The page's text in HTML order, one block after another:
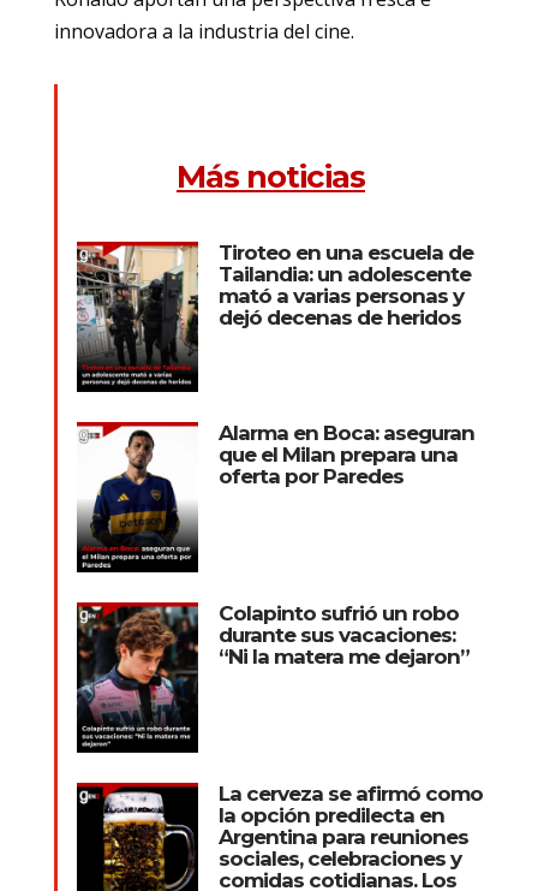
innovadora a la industria del cine.
Más noticias
Tiroteo en una escuela de
Tailandia: un adolescente
mató a varias personas y
dejó decenas de heridos
Alarma en Boca: aseguran
que el Milan prepara una
oferta por Paredes
Colapinto sufrió un robo
durante sus vacaciones:
“Ni la matera me dejaron”
La cerveza se afirmó como
la opción predilecta en
Argentina para reuniones
sociales, celebraciones y
comidas cotidianas. Los